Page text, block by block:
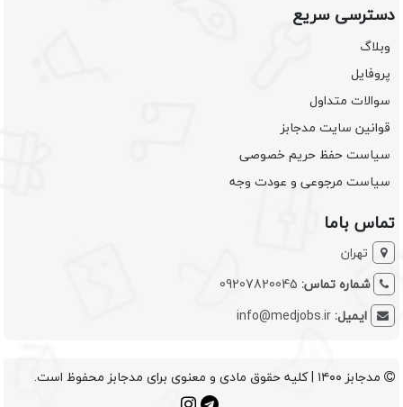
دسترسی سریع
وبلاگ
پروفایل
سوالات متداول
قوانین سایت مدجابز
سیاست حفظ حریم خصوصی
سیاست مرجوعی و عودت وجه
تماس باما
تهران
شماره تماس: 09207820045
ایمیل:info@medjobs.ir
مدجابز ۱۴۰۰ | کلیه حقوق مادی و معنوی برای مدجابز محفوظ است.